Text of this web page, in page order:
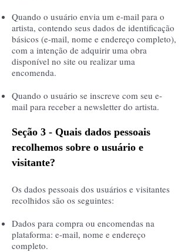
Quando o usuário envia um e-mail para o
artista, contendo seus dados de identificação
básicos (e-mail, nome e endereço completo),
com a intenção de adquirir uma obra
disponível no site ou realizar uma
encomenda.
Quando o usuário se inscreve com seu e-
mail para receber a newsletter do artista.
Seção 3 - Quais dados pessoais
recolhemos sobre o usuário e
visitante?
Os dados pessoais dos usuários e visitantes
recolhidos são os seguintes:
Dados para compra ou encomendas na
plataforma: e-mail, nome e endereço
completo.